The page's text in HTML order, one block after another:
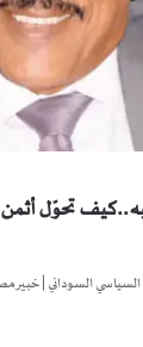
تحوّل أثمن
السوداني | خبير